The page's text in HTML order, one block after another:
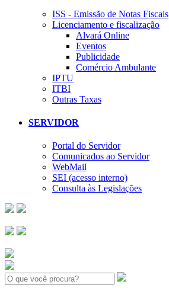
ISS - Emissão de Notas Fiscais
Licenciamento e fiscalização
Alvará Online
Eventos
Publicidade
Comércio Ambulante
IPTU
ITBI
Outras Taxas
SERVIDOR
Portal do Servidor
Comunicados ao Servidor
WebMail
SEI (acesso interno)
Consulta às Legislações
Search: